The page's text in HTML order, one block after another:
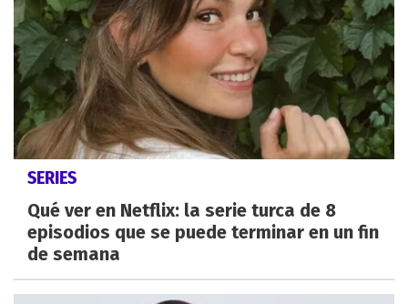
SERIES
Qué ver en Netflix: la serie turca de 8
episodios que se puede terminar en un fin
de semana